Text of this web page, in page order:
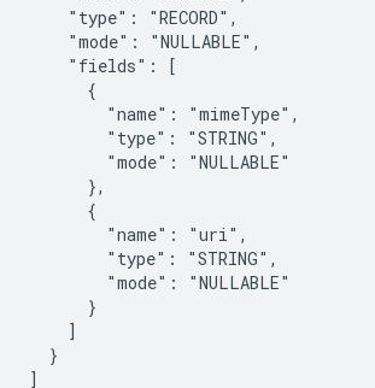
    "type": "RECORD",
    "mode": "NULLABLE",
    "fields": [
      {
        "name": "mimeType",
        "type": "STRING",
        "mode": "NULLABLE"
      },
      {
        "name": "uri",
        "type": "STRING",
        "mode": "NULLABLE"
      }
    ]
  }